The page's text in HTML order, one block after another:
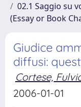
02.1 Saggio su
(Essay or Book
Giudice
diffusi:
Cortese,
2006-01-01